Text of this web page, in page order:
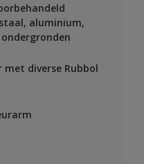
aluminium,
met diverse Rubbol